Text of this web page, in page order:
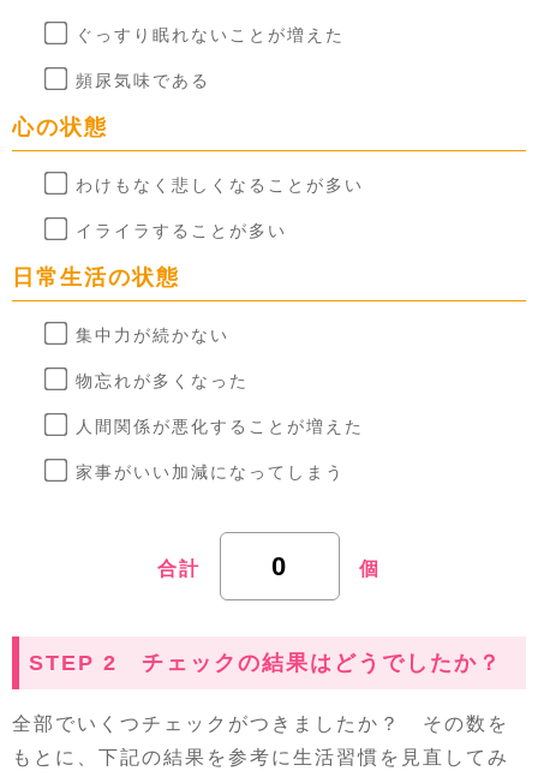
ぐっすり眠れないことが増えた
頻尿気味である
心の状態
わけもなく悲しくなることが多い
イライラすることが多い
日常生活の状態
集中力が続かない
物忘れが多くなった
人間関係が悪化することが増えた
家事がいい加減になってしまう
合計 個
STEP 2 チェックの結果はどうでしたか？
全部でいくつチェックがつきましたか？ その数を
もとに、下記の結果を参考に生活習慣を見直してみ